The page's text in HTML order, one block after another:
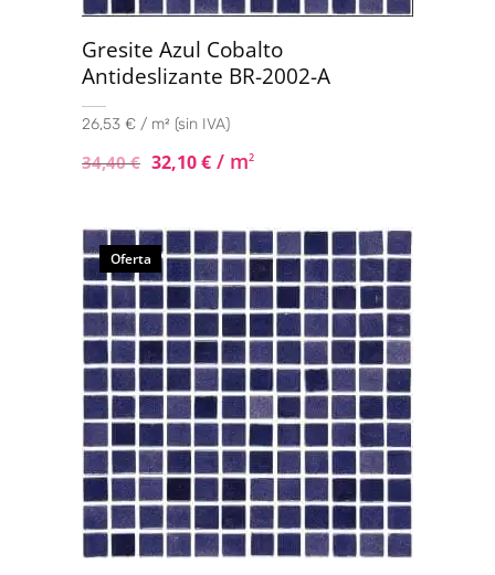
Gresite Azul Cobalto
Antideslizante BR-2002-A
26,53 € / m² (sin IVA)
34,40€ 32,10€ / m2
Oferta